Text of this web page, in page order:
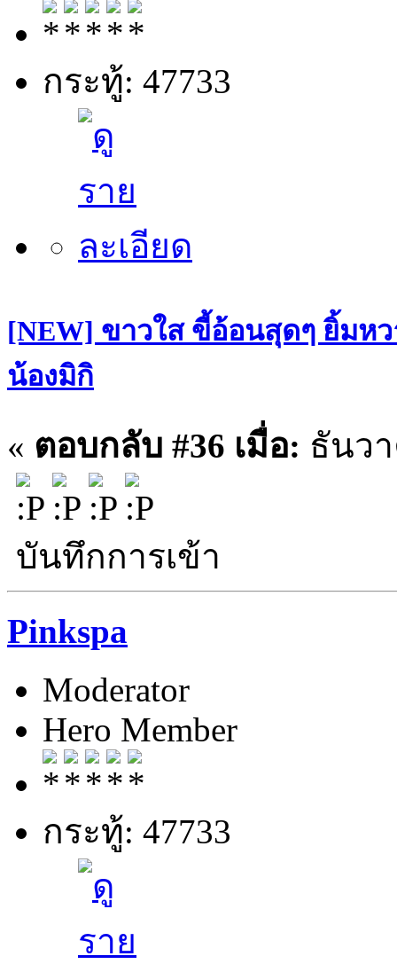
กระทู้: 47733
[NEW] ขาวใส ขี้อ้อนสุดๆ ยิ้มห
น้องมิกิ
« ตอบกลับ #36 เมื่อ: ธันวา
บันทึกการเข้า
Pinkspa
Moderator
Hero Member
กระทู้: 47733